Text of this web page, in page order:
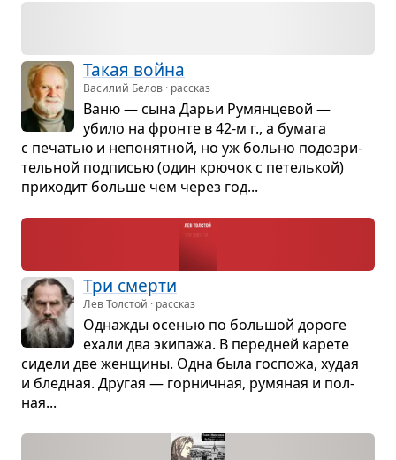
Такая война
Василий Белов · рассказ
Ваню — сына Дарьи Румян­це­вой —
убило на фронте в 42-м г., а бумага
с печа­тью и непо­нят­ной, но уж больно подо­зри­
тель­ной под­пи­сью (один крю­чок с петель­кой)
при­хо­дит больше чем через год...
Три смерти
Лев Толстой · рассказ
Одна­жды осе­нью по боль­шой дороге
ехали два эки­пажа. В перед­ней карете
сидели две жен­щины. Одна была гос­пожа, худая
и блед­ная. Дру­гая — гор­нич­ная, румя­ная и пол­
ная...